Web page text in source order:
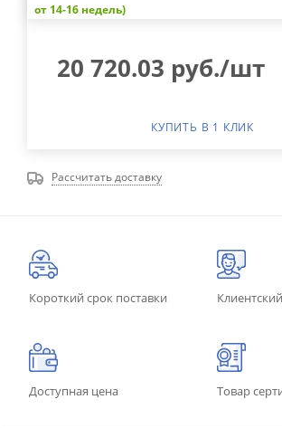
от 14-16 недель)
20 720.03 руб./шт
КУПИТЬ В 1 КЛИК
Рассчитать доставку
Короткий срок поставки
Доступная цена Товар